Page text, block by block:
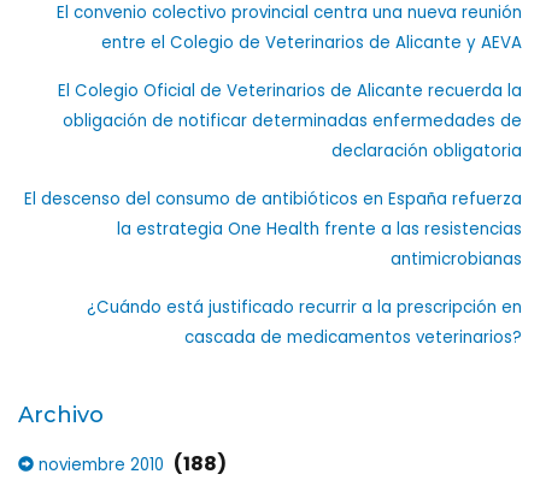
El convenio colectivo provincial centra una nueva reunión
entre el Colegio de Veterinarios de Alicante y AEVA
El Colegio Oficial de Veterinarios de Alicante recuerda la
obligación de notificar determinadas enfermedades de
declaración obligatoria
El descenso del consumo de antibióticos en España refuerza
la estrategia One Health frente a las resistencias
antimicrobianas
¿Cuándo está justificado recurrir a la prescripción en
cascada de medicamentos veterinarios?
Archivo
noviembre 2010 (188)